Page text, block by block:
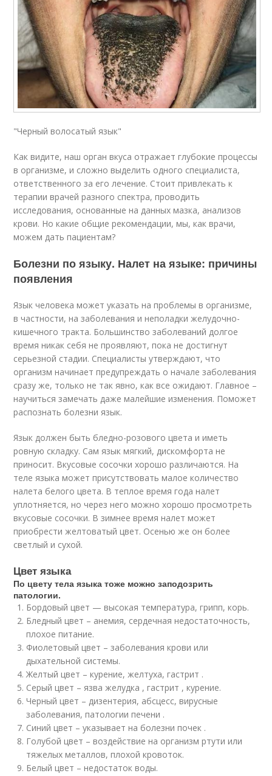
"Черный волосатый язык"
Как видите, наш орган вкуса отражает глубокие процессы
в организме, и сложно выделить одного специалиста,
ответственного за его лечение. Стоит привлекать к
терапии врачей разного спектра, проводить
исследования, основанные на данных мазка, анализов
крови. Но какие общие рекомендации, мы, как врачи,
можем дать пациентам?
Болезни по языку. Налет на языке: причины
появления
Язык человека может указать на проблемы в организме,
в частности, на заболевания и неполадки желудочно-
кишечного тракта. Большинство заболеваний долгое
время никак себя не проявляют, пока не достигнут
серьезной стадии. Специалисты утверждают, что
организм начинает предупреждать о начале заболевания
сразу же, только не так явно, как все ожидают. Главное –
научиться замечать даже малейшие изменения. Поможет
распознать болезни язык.
Язык должен быть бледно-розового цвета и иметь
ровную складку. Сам язык мягкий, дискомфорта не
приносит. Вкусовые сосочки хорошо различаются. На
теле языка может присутствовать малое количество
налета белого цвета. В теплое время года налет
уплотняется, но через него можно хорошо просмотреть
вкусовые сосочки. В зимнее время налет может
приобрести желтоватый цвет. Осенью же он более
светлый и сухой.
Цвет языка
По цвету тела языка тоже можно заподозрить
патологии.
Бордовый цвет — высокая температура, грипп, корь.
Бледный цвет – анемия, сердечная недостаточность,
плохое питание.
Фиолетовый цвет – заболевания крови или
дыхательной системы.
Желтый цвет – курение, желтуха, гастрит .
Серый цвет – язва желудка , гастрит , курение.
Черный цвет – дизентерия, абсцесс, вирусные
заболевания, патологии печени .
Синий цвет – указывает на болезни почек .
Голубой цвет – воздействие на организм ртути или
тяжелых металлов, плохой кровоток.
Белый цвет – недостаток воды.